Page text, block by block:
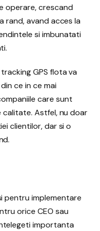
operare, crescand
rand, avand acces la
si imbunatati
GPS flota va
ce in ce mai
care sunt
Astfel, nu doar
clientilor, dar si o
pentru implementare
orice CEO sau
importanta